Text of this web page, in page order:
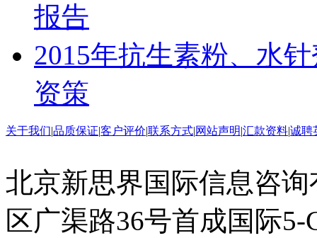
报告
2015年抗生素粉、水
资策
关于我们|品质保证|客户评价|联系方式|网站声明|汇款资料|诚聘
北京新思界国际信息咨
区广渠路36号首成国际